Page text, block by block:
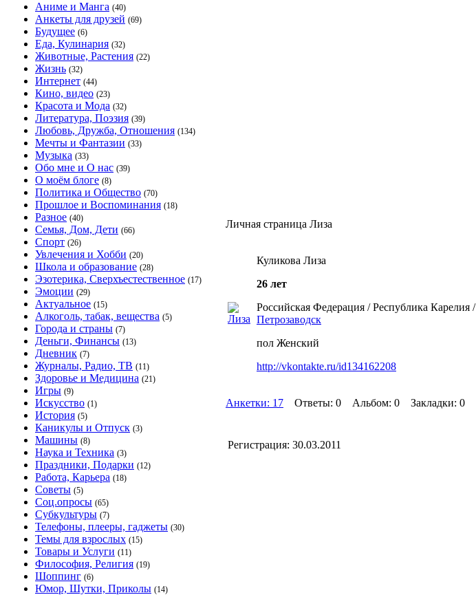
Аниме и Манга (40)
Анкеты для друзей (69)
Будущее (6)
Еда, Кулинария (32)
Животные, Растения (22)
Жизнь (32)
Интернет (44)
Кино, видео (23)
Красота и Мода (32)
Литература, Поэзия (39)
Любовь, Дружба, Отношения (134)
Мечты и Фантазии (33)
Музыка (33)
Обо мне и О нас (39)
О моём блоге (8)
Политика и Общество (70)
Прошлое и Воспоминания (18)
Разное (40)
Семья, Дом, Дети (66)
Спорт (26)
Увлечения и Хобби (20)
Школа и образование (28)
Эзотерика, Сверхъестественное (17)
Эмоции (29)
Актуальное (15)
Алкоголь, табак, вещества (5)
Города и страны (7)
Деньги, Финансы (13)
Дневник (7)
Журналы, Радио, ТВ (11)
Здоровье и Медицина (21)
Игры (9)
Искусство (1)
История (5)
Каникулы и Отпуск (3)
Машины (8)
Наука и Техника (3)
Праздники, Подарки (12)
Работа, Карьера (18)
Советы (5)
Соц.опросы (65)
Субкультуры (7)
Телефоны, плееры, гаджеты (30)
Темы для взрослых (15)
Товары и Услуги (11)
Философия, Религия (19)
Шоппинг (6)
Юмор, Шутки, Приколы (14)
Личная страница Лиза
Куликова Лиза
26 лет
Российская Федерация / Республика Карелия /
Петрозаводск
пол Женский
http://vkontakte.ru/id134162208
Анкетки: 17 Ответы: 0 Альбом: 0 Закладки: 0
Регистрация: 30.03.2011